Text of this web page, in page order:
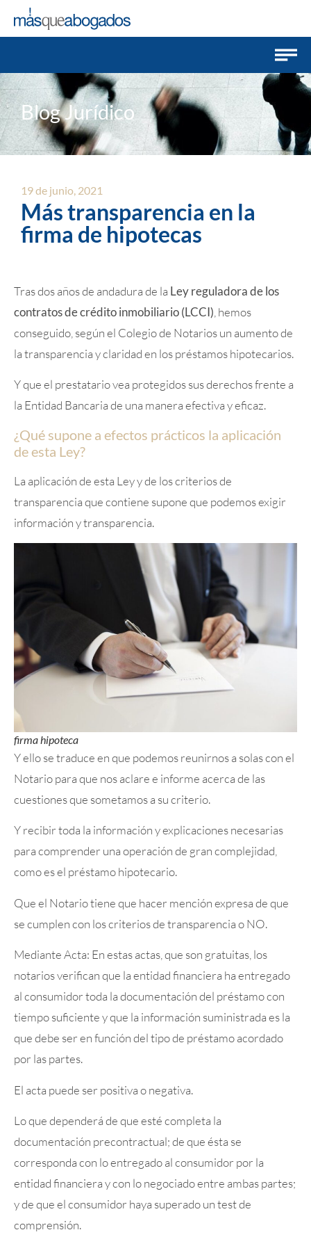
Blog Jurídico
19 de junio, 2021
Más transparencia en la
firma de hipotecas
Tras dos años de andadura de la Ley reguladora de los
contratos de crédito inmobiliario (LCCI) , hemos
conseguido, según el Colegio de Notarios un aumento de
la transparencia y claridad en los préstamos hipotecarios.
Y que el prestatario vea protegidos sus derechos frente a
la Entidad Bancaria de una manera efectiva y eficaz.
¿Qué supone a efectos prácticos la aplicación
de esta Ley?
La aplicación de esta Ley y de los criterios de
transparencia que contiene supone que podemos exigir
información y transparencia.
firma hipoteca
Y ello se traduce en que podemos reunirnos a solas con el
Notario para que nos aclare e informe acerca de las
cuestiones que sometamos a su criterio.
Y recibir toda la información y explicaciones necesarias
para comprender una operación de gran complejidad,
como es el préstamo hipotecario.
Que el Notario tiene que hacer mención expresa de que
se cumplen con los criterios de transparencia o NO.
Mediante Acta: En estas actas, que son gratuitas, los
notarios verifican que la entidad financiera ha entregado
al consumidor toda la documentación del préstamo con
tiempo suficiente y que la información suministrada es la
que debe ser en función del tipo de préstamo acordado
por las partes.
El acta puede ser positiva o negativa.
Lo que dependerá de que esté completa la
documentación precontractual; de que ésta se
corresponda con lo entregado al consumidor por la
entidad financiera y con lo negociado entre ambas partes;
y de que el consumidor haya superado un test de
comprensión.